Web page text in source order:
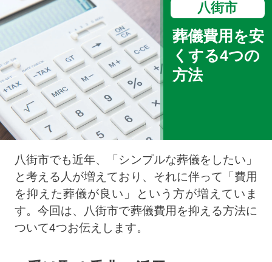
八街市
葬儀費用を安
くする4つの
方法
八街市でも近年、「シンプルな葬儀をしたい」
と考える人が増えており、それに伴って「費用
を抑えた葬儀が良い」という方が増えていま
す。今回は、八街市で葬儀費用を抑える方法に
ついて4つお伝えします。